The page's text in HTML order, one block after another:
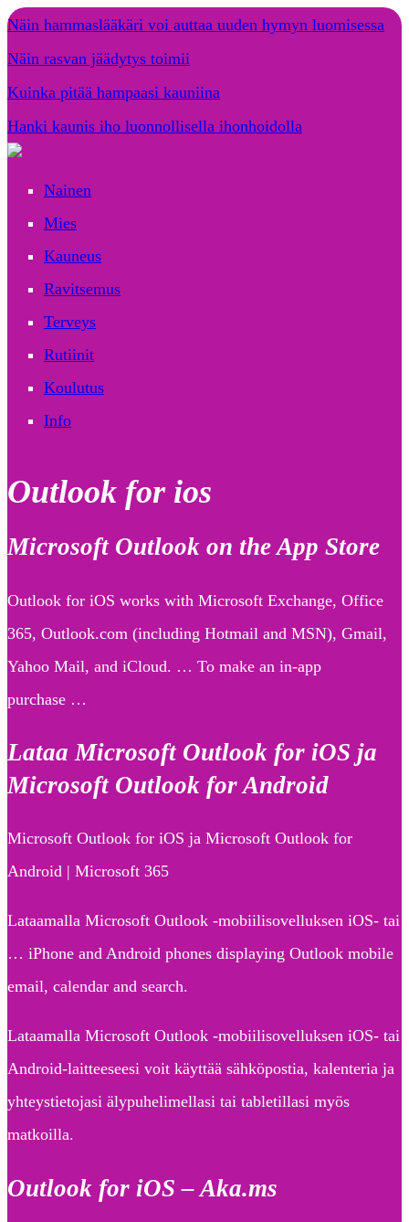
Näin hammaslääkäri voi auttaa uuden hymyn luomisessa
Näin rasvan jäädytys toimii
Kuinka pitää hampaasi kauniina
Hanki kaunis iho luonnollisella ihonhoidolla
Nainen
Mies
Kauneus
Ravitsemus
Terveys
Rutiinit
Koulutus
Info
Outlook for ios
Microsoft Outlook on the App Store
Outlook for iOS works with Microsoft Exchange, Office
365, Outlook.com (including Hotmail and MSN), Gmail,
Yahoo Mail, and iCloud. … To make an in-app
purchase …
Lataa Microsoft Outlook for iOS ja
Microsoft Outlook for Android
Microsoft Outlook for iOS ja Microsoft Outlook for
Android | Microsoft 365
Lataamalla Microsoft Outlook -mobiilisovelluksen iOS- tai
… iPhone and Android phones displaying Outlook mobile
email, calendar and search.
Lataamalla Microsoft Outlook -mobiilisovelluksen iOS- tai
Android-laitteeseesi voit käyttää sähköpostia, kalenteria ja
yhteystietojasi älypuhelimellasi tai tabletillasi myös
matkoilla.
Outlook for iOS – Aka.ms